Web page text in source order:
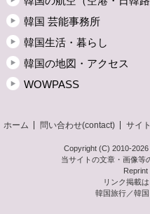
韓国 芸能事務所
韓国生活・暮らし
韓国の地図・アクセス
WOWPASS
ホーム 問い合わせ(contact) サイ
Copyright (C) 2010-
当サイトの文章・画像等
Reprint
リンク掲載
韓国旅行／韓